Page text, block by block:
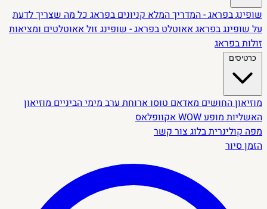
שופינג בפראג - המדריך המלאקניונים בפראגכל מה שצריך לדעת
על שופינג בפראגאאוטלט בפראג - שופינג זולאאוטלטים ומציאות
זולות בפראג
כרטיסים
מוזיאון החושיםמאדאם טוסוארוחת ערב מימי הבינייםמוזיאון
האשליותמופע WOW
אקוופלאס
מפה קולינריתבלוגצור קשר
הזמן סיור